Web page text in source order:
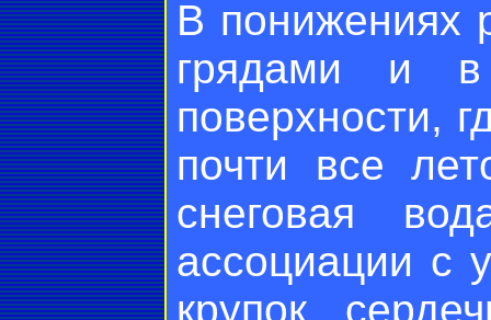
В понижениях
грядами и в
поверхности,
почти все
снеговая
ассоциации с
крупок,